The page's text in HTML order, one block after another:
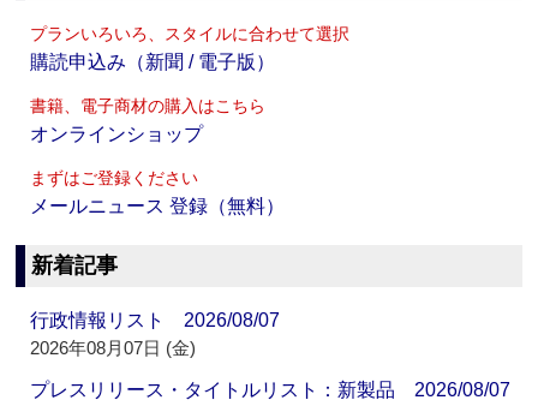
プランいろいろ、スタイルに合わせて選択
購読申込み（新聞 / 電子版）
書籍、電子商材の購入はこちら
オンラインショップ
まずはご登録ください
メールニュース 登録（無料）
新着記事
行政情報リスト 2026/08/07
2026年08月07日 (金)
プレスリリース・タイトルリスト：新製品 2026/08/07